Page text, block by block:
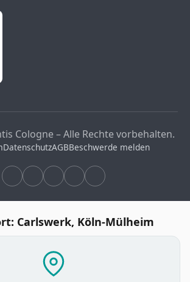
Cologne – Alle Rechte vorbehalten.
DatenschutzAGBBeschwerde melden
Carlswerk, Köln-Mülheim